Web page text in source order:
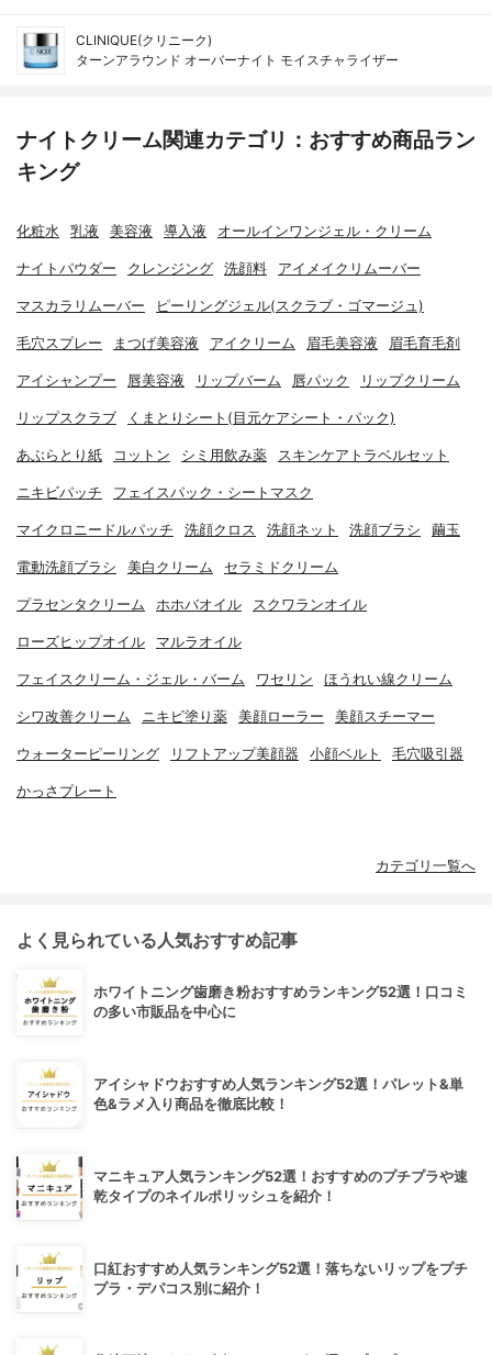
CLINIQUE(クリニーク)
ターンアラウンド オーバーナイト モイスチャライザー
ナイトクリーム関連カテゴリ：おすすめ商品ラン
キング
化粧水 乳液 美容液 導入液 オールインワンジェル・クリーム
ナイトパウダー クレンジング 洗顔料 アイメイクリムーバー
マスカラリムーバー ピーリングジェル(スクラブ・ゴマージュ)
毛穴スプレー まつげ美容液 アイクリーム 眉毛美容液 眉毛育毛剤
アイシャンプー 唇美容液 リップバーム 唇パック リップクリーム
リップスクラブ くまとりシート(目元ケアシート・パック)
あぶらとり紙 コットン シミ用飲み薬 スキンケアトラベルセット
ニキビパッチ フェイスパック・シートマスク
マイクロニードルパッチ 洗顔クロス 洗顔ネット 洗顔ブラシ 繭玉
電動洗顔ブラシ 美白クリーム セラミドクリーム
プラセンタクリーム ホホバオイル スクワランオイル
ローズヒップオイル マルラオイル
フェイスクリーム・ジェル・バーム ワセリン ほうれい線クリーム
シワ改善クリーム ニキビ塗り薬 美顔ローラー 美顔スチーマー
ウォーターピーリング リフトアップ美顔器 小顔ベルト 毛穴吸引器
かっさプレート
カテゴリ一覧へ
よく見られている人気おすすめ記事
ホワイトニング歯磨き粉おすすめランキング52選！口コミ
の多い市販品を中心に
アイシャドウおすすめ人気ランキング52選！パレット&単
色&ラメ入り商品を徹底比較！
マニキュア人気ランキング52選！おすすめのプチプラや速
乾タイプのネイルポリッシュを紹介！
口紅おすすめ人気ランキング52選！落ちないリップをプチ
プラ・デパコス別に紹介！